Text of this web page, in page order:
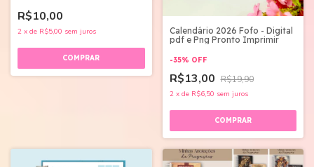
R$10,00
2 x de R$5,00 sem juros
Calendário 2026 Fofo - Digital
pdf e Png Pronto Imprimir
-35% OFF
R$13,00 R$19,90
2 x de R$6,50 sem juros